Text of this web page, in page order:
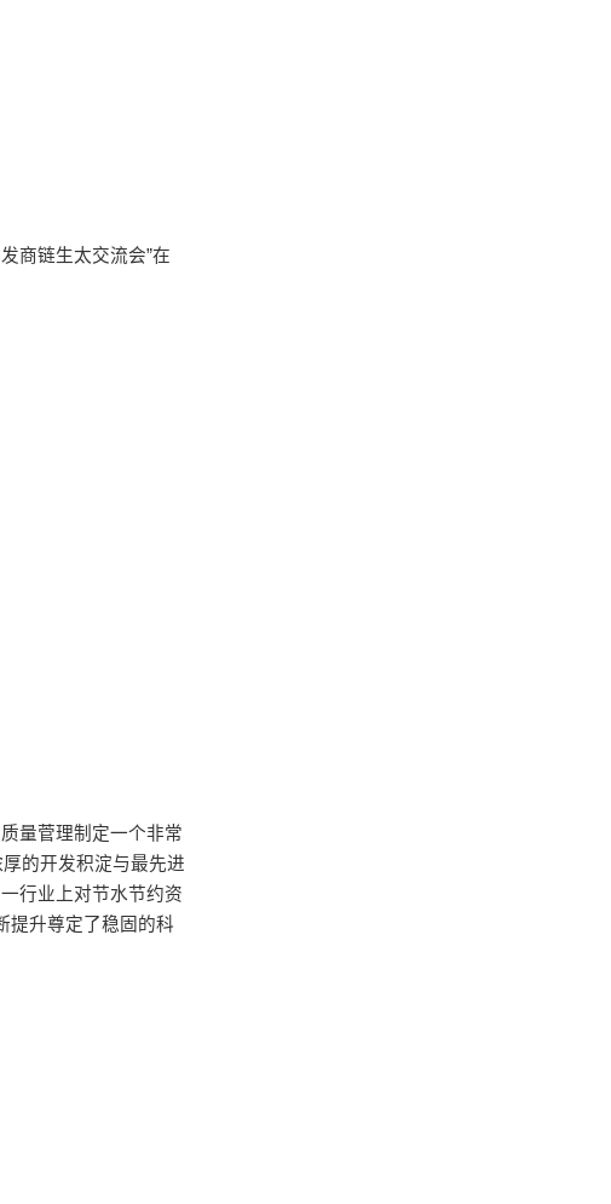
商链生太交流会”在
量菅理制定一个非常
的开发积淀与最先进
行业上对节水节约资
提升尊定了稳固的科